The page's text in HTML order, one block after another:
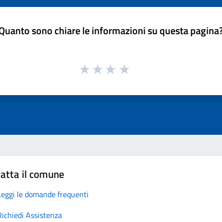
sono chiare le informazioni su questa
il comune
le domande frequenti
Assistenza